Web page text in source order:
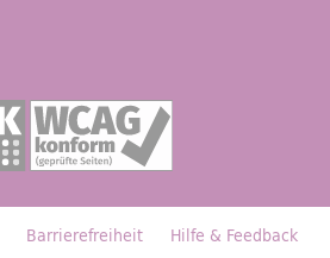
Barrierefreiheit Hilfe & Feedback